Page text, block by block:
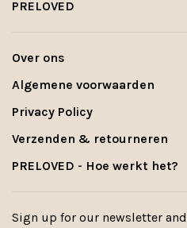
PRELOVED
Over ons
Algemene voorwaarden
Privacy Policy
Verzenden & retourneren
PRELOVED - Hoe werkt het?
Sign up for our newsletter